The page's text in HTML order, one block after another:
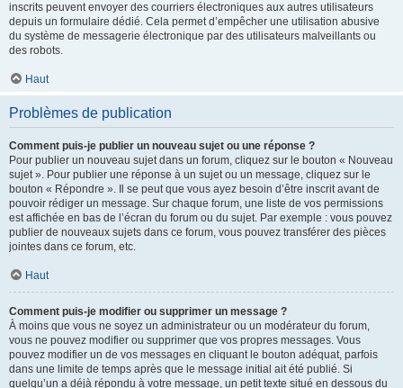
inscrits peuvent envoyer des courriers électroniques aux autres utilisateurs
depuis un formulaire dédié. Cela permet d’empêcher une utilisation abusive
du système de messagerie électronique par des utilisateurs malveillants ou
des robots.
Haut
Problèmes de publication
Comment puis-je publier un nouveau sujet ou une réponse ?
Pour publier un nouveau sujet dans un forum, cliquez sur le bouton « Nouveau
sujet ». Pour publier une réponse à un sujet ou un message, cliquez sur le
bouton « Répondre ». Il se peut que vous ayez besoin d’être inscrit avant de
pouvoir rédiger un message. Sur chaque forum, une liste de vos permissions
est affichée en bas de l’écran du forum ou du sujet. Par exemple : vous pouvez
publier de nouveaux sujets dans ce forum, vous pouvez transférer des pièces
jointes dans ce forum, etc.
Haut
Comment puis-je modifier ou supprimer un message ?
À moins que vous ne soyez un administrateur ou un modérateur du forum,
vous ne pouvez modifier ou supprimer que vos propres messages. Vous
pouvez modifier un de vos messages en cliquant le bouton adéquat, parfois
dans une limite de temps après que le message initial ait été publié. Si
quelqu’un a déjà répondu à votre message, un petit texte situé en dessous du